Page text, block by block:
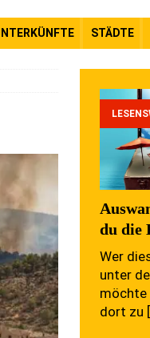
STÄDTE
du die
Wer
unter
möchte
dort zu